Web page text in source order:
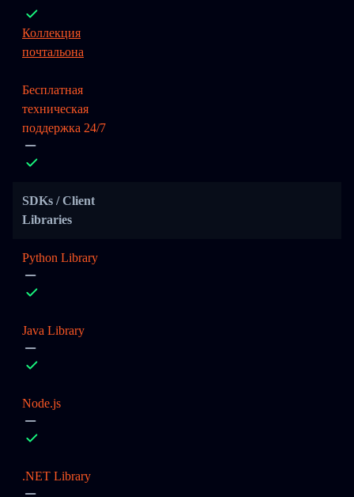
Коллекция
почтальона
Бесплатная
техническая
поддержка 24/7
SDKs / Client
Libraries
Python Library
Java Library
Node.js
.NET Library